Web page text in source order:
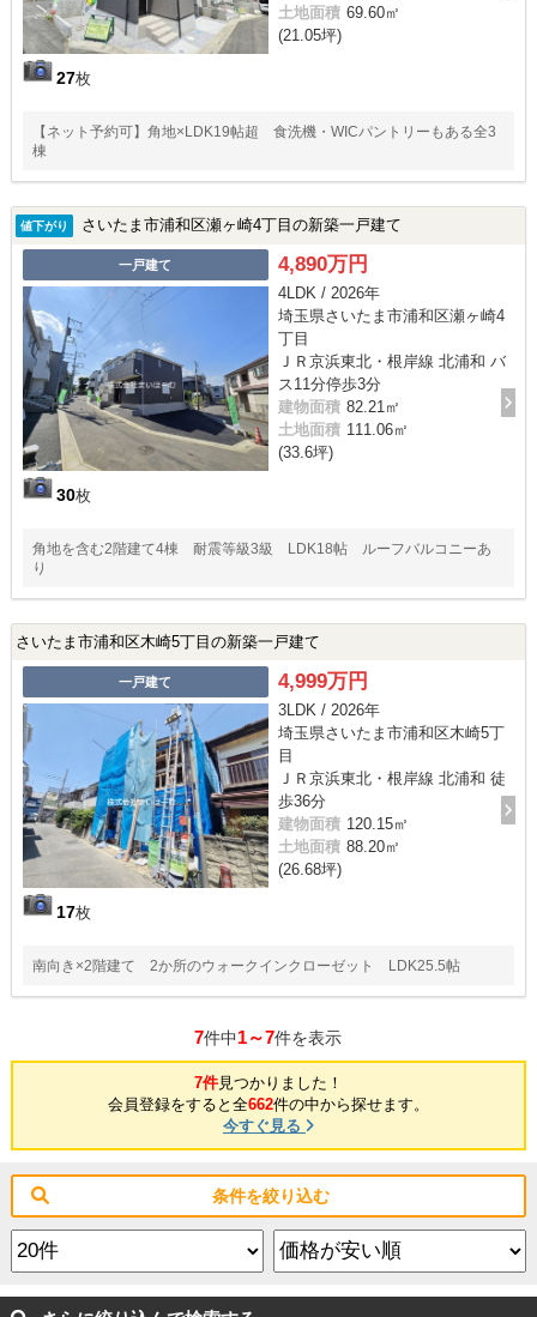
27枚
土地面積 69.60㎡
(21.05坪)
【ネット予約可】角地×LDK19帖超 食洗機・WICパントリーもある全3
棟
値下がり さいたま市浦和区瀬ヶ崎4丁目の新築一戸建て
一戸建て
30枚
4,890万円
4LDK / 2026年
埼玉県さいたま市浦和区瀬ヶ崎4
丁目
ＪＲ京浜東北・根岸線 北浦和 バ
ス11分停歩3分
建物面積 82.21㎡
土地面積 111.06㎡
(33.6坪)
角地を含む2階建て4棟 耐震等級3級 LDK18帖 ルーフバルコニーあ
り
さいたま市浦和区木崎5丁目の新築一戸建て
一戸建て
17枚
4,999万円
3LDK / 2026年
埼玉県さいたま市浦和区木崎5丁
目
ＪＲ京浜東北・根岸線 北浦和 徒
歩36分
建物面積 120.15㎡
土地面積 88.20㎡
(26.68坪)
南向き×2階建て 2か所のウォークインクローゼット LDK25.5帖
7件中1～7件を表示
7件見つかりました！
会員登録をすると全662件の中から探せます。
今すぐ見る
条件を絞り込む